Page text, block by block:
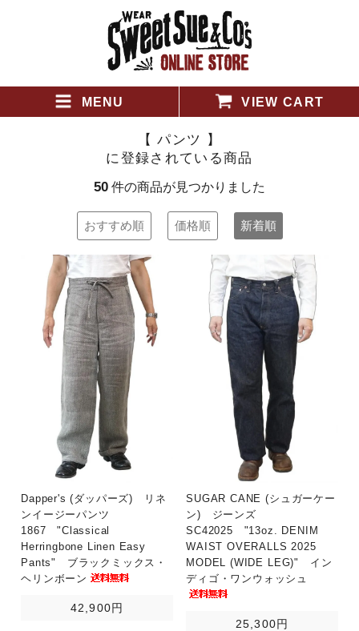
MENU VIEW CART
【 パンツ 】
に登録されている商品
50 件の商品が見つかりました
おすすめ順 価格順 新着順
Dapper's (ダッパーズ) リネ
ンイージーパンツ
1867 "Classical
Herringbone Linen Easy
Pants" ブラックミックス・
ヘリンボーン
42,900円
SUGAR CANE (シュガーケー
ン) ジーンズ
SC42025 "13oz. DENIM
WAIST OVERALLS 2025
MODEL (WIDE LEG)" イン
ディゴ・ワンウォッシュ
25,300円